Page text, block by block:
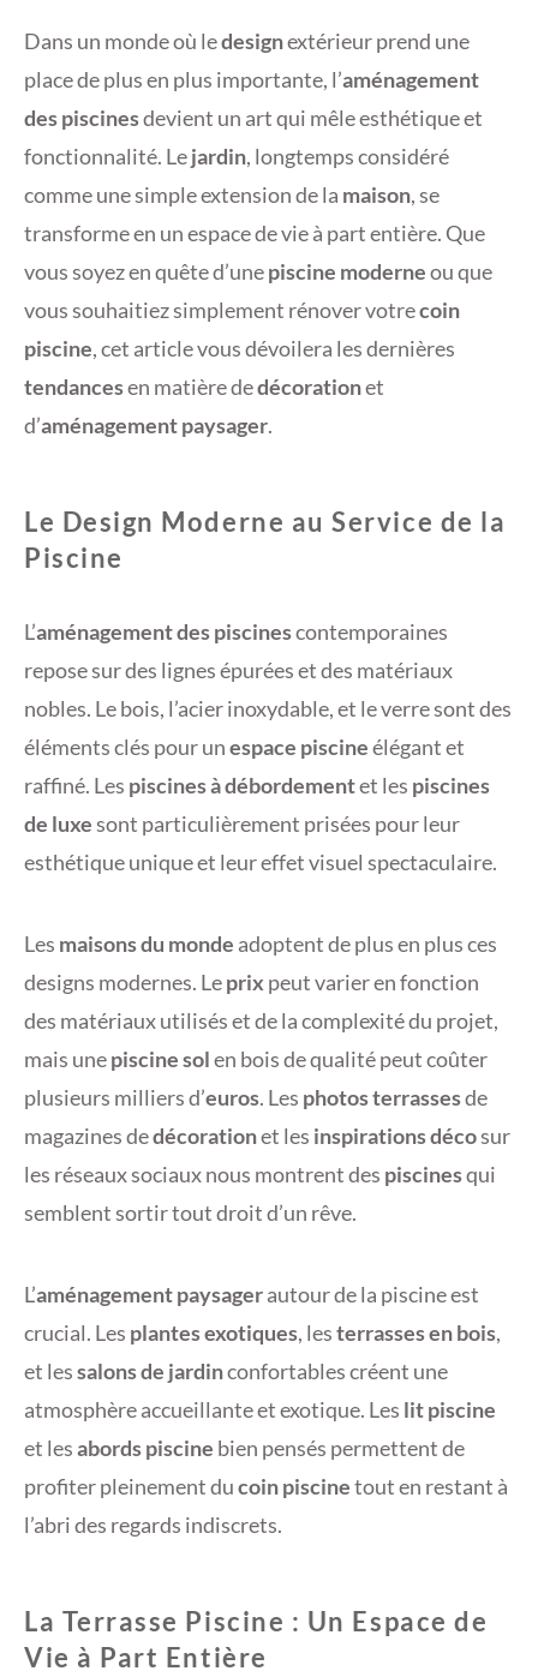
Dans un monde où ledesignextérieur prend une
place de plus en plus importante, l’aménagement
des piscinesdevient un art qui mêle esthétique et
fonctionnalité. Lejardin, longtemps considéré
comme une simple extension de la maison, se
transforme en un espace de vie à part entière. Que
vous soyez en quête d’unepiscine moderneou que
vous souhaitiez simplement rénover votrecoin
piscine, cet article vous dévoilera les dernières
tendancesen matière dedécorationet
d’aménagement paysager.
Le Design Moderne au Service de la
Piscine
L’aménagement des piscinescontemporaines
repose sur des lignes épurées et des matériaux
nobles. Le bois, l’acier inoxydable, et le verre sont des
éléments clés pour unespace piscineélégant et
raffiné. Les piscines à débordementet les piscines
de luxesont particulièrement prisées pour leur
esthétique unique et leur effet visuel spectaculaire.
Les maisons du monde adoptent de plus en plus ces
designs modernes. Leprix peut varier en fonction
des matériaux utilisés et de la complexité du projet,
mais unepiscine solen bois de qualité peut coûter
plusieurs milliers d’euros. Les photos terrassesde
magazines dedécorationet les inspirations décosur
les réseaux sociaux nous montrent des piscinesqui
semblent sortir tout droit d’un rêve.
L’aménagement paysagerautour de la piscine est
crucial. Les plantes exotiques, lesterrasses en bois,
et lessalons de jardinconfortables créent une
atmosphère accueillante et exotique. Les lit piscine
et lesabords piscine bien pensés permettent de
profiter pleinement ducoin piscinetout en restant à
l’abri des regards indiscrets.
La Terrasse Piscine : Un Espace de
Vie à Part Entière